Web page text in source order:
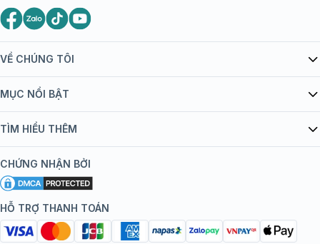
VỀ CHÚNG TÔI
Giới thiệu Tiêm Chủng FPT Long Châu
bán hàng
Chính sách nội dung
Chính sách bảo mật
Chính sách bảo mật dữ liệu cá nhân
Chính sách thanh toán
MỤC NỔI BẬT
Danh mục vắc xin
Đội ngũ bác sĩ, chuyên gia
Hệ thống trung tâm tiêm chủng
TÌM HIỂU THÊM
Khuyến mãi
Tôi nên tiêm gì?
Tiêm chủng đi nước ngoài
CHỨNG NHẬN BỞI
HỖ TRỢ THANH TOÁN